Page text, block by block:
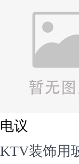
电议
KTV装饰用